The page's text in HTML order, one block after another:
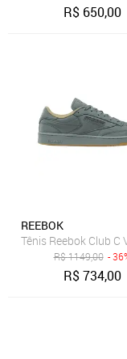
R$ 650,00
REEBOK
Tênis Reebok Club
R$1149,00 -
R$734,00